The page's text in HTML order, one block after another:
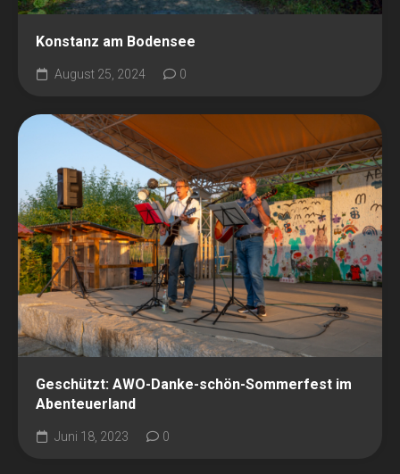
Konstanz am Bodensee
August 25, 2024 0
Geschützt: AWO-Danke-schön-Sommerfest im
Abenteuerland
Juni 18, 2023 0